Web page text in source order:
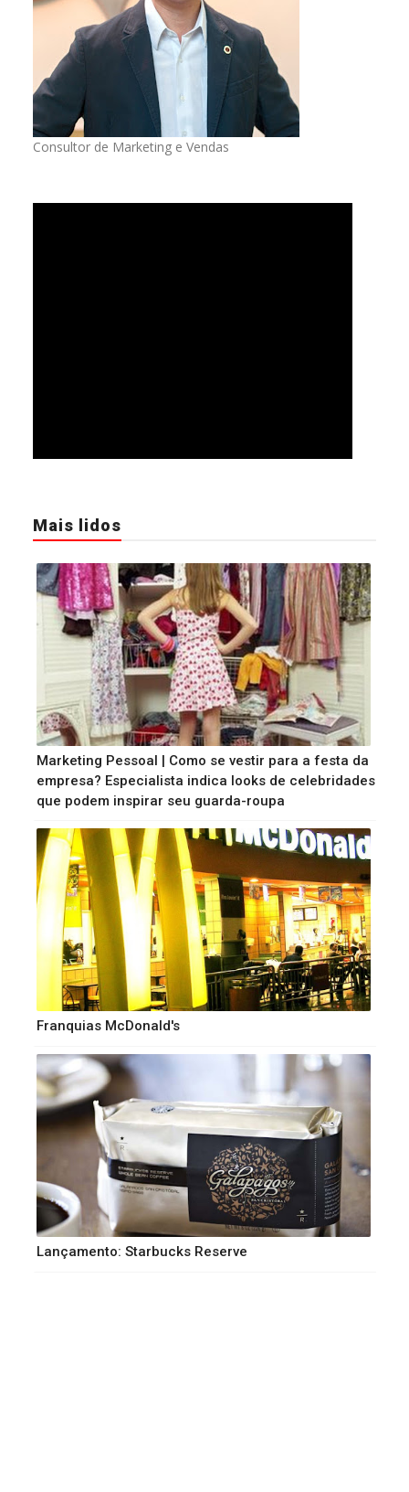
Consultor de Marketing e Vendas
Mais lidos
Marketing Pessoal | Como se vestir para a festa da
empresa? Especialista indica looks de celebridades
que podem inspirar seu guarda-roupa
Franquias McDonald's
Lançamento: Starbucks Reserve